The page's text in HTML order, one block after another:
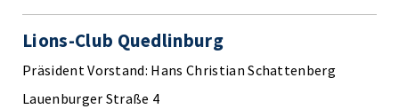
Lions-Club Quedlinburg
Präsident Vorstand: Hans Christian Schattenberg
Lauenburger Straße 4